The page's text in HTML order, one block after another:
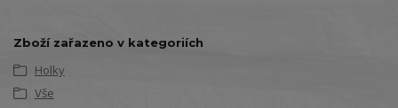
Zboží zařazeno v kategoriích
Holky
Vše